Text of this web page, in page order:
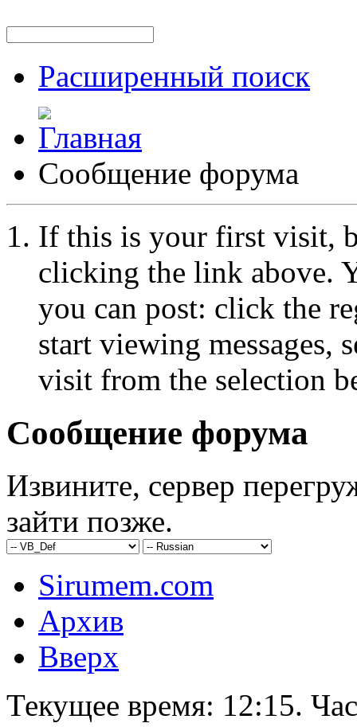
Расширенный поиск
Сообщение форума
If this is your first visit,
clicking the link above.
you can post: click the
start viewing messages,
visit from the selection
Сообщение форума
Извините, сервер
зайти позже.
Sirumem.com
Архив
Вверх
Текущее время: 12:15.